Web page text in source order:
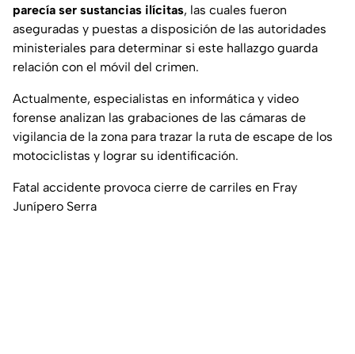
parecía ser sustancias ilícitas, las cuales fueron
aseguradas y puestas a disposición de las autoridades
ministeriales para determinar si este hallazgo guarda
relación con el móvil del crimen.
Actualmente, especialistas en informática y video
forense analizan las grabaciones de las cámaras de
vigilancia de la zona para trazar la ruta de escape de los
motociclistas y lograr su identificación.
Fatal accidente provoca cierre de carriles en Fray
Junípero Serra